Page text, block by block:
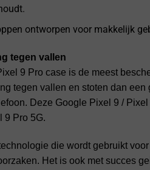
ontworpen voor makkelijk
tegen vallen
9 Pro case is de meest
tegen vallen en stoten dan
Deze Google Pixel 9 /
9 Pro 5G.
die wordt gebruikt
Het is ook met succes